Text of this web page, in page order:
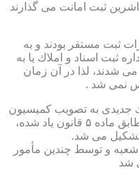
ثبت امانت می گذارند
ثبت مستقر بودند و به
ثبت اسناد و املاك یا به
شدند، لذا در آن زمان
نمی شد .
و املاك جدیدی به تصویب كمیسیون
عدلیه مجلس شورای ملی رسید كه مطابق ماده ۵ قانون یاد شده،
تشكیل می شد.
و توسط چندین مأمور
شد